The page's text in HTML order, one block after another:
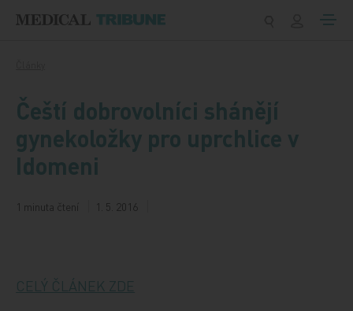
Čeští dobrovolníci shánějí
gynekoložky pro uprchlice v
Idomeni
1 minuta čtení 1. 5. 2016
CELÝ ČLÁNEK ZDE